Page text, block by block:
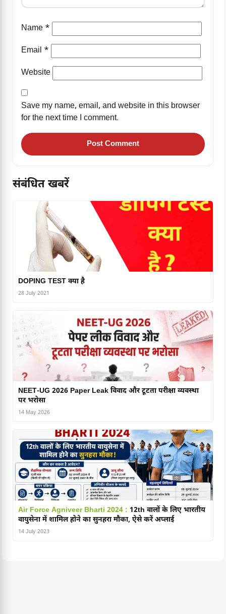
Name *
Email *
Website
Save my name, email, and website in this browser
for the next time I comment.
संबंधित खबरें
DOPING TEST क्या है
28 July 2021
NEET-UG 2026 Paper Leak विवाद और टूटता परीक्षा व्यवस्था
पर भरोसा
14 May 2026
Air Force Agniveer Bharti 2024 : 12th वालों के लिए भारतीय
वायुसेना में शामिल होने का सुनहरा मौका, ऐसे करें अप्लाई
14 July 2023